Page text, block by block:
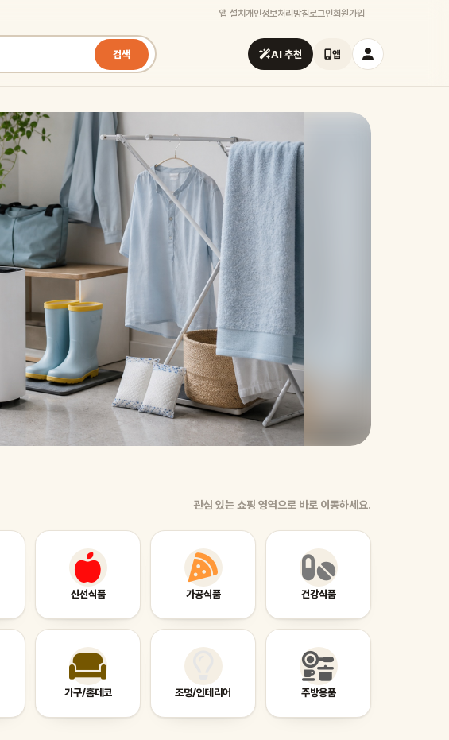
앱 설치 개인정보처리방침로그인회원가입
검색 AI 추천 앱
관심 있는 쇼핑 영역으로 바로 이동하세요.
신선식품 가공식품 건강식품
가구/홈데코 조명/인테리어 주방용품